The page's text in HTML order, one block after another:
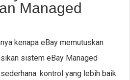
Managed
kenapa eBay memutuskan
sistem eBay Managed
kontrol yang lebih baik